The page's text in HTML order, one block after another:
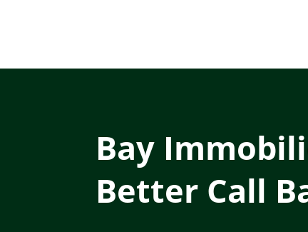
Bay
Better Call